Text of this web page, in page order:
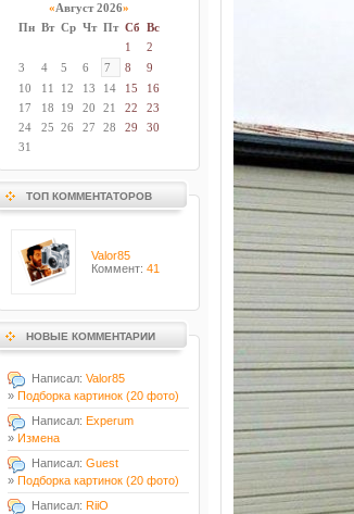
«Август 2026»
Пн Вт Ср Чт Пт Сб Вс
1
2
3
4 5 6 7 8
9
10
11 12 13 14 15
16
17
18 19 20 21 22
23
24
25 26 27 28 29
30
31
ТОП КОММЕНТАТОРОВ
Valor85
Коммент: 41
НОВЫЕ КОММЕНТАРИИ
Написал: Valor85
» Подборка картинок (20 фото)
Написал: Experum
» Измена
Написал: Guest
» Подборка картинок (20 фото)
Написал: RiiO